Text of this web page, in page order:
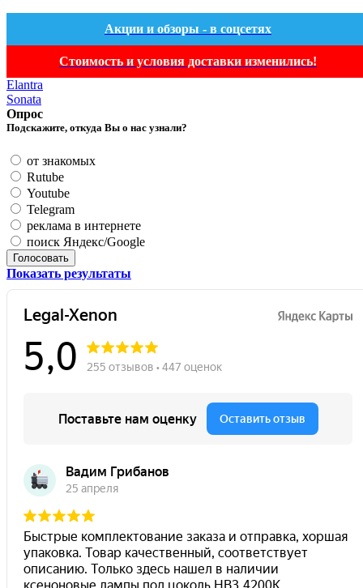
Акции и обзоры - в соцсетях
Стоимость и условия доставки изменились!
Elantra
Sonata
Опрос
Подскажите, откуда Вы о нас узнали?
от знакомых
Rutube
Youtube
Telegram
реклама в интернете
поиск Яндекс/Google
Голосовать
Показать результаты